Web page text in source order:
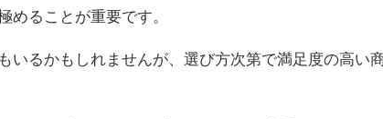
めることが重要です。
いるかもしれませんが、選び方次第で満足度の高い